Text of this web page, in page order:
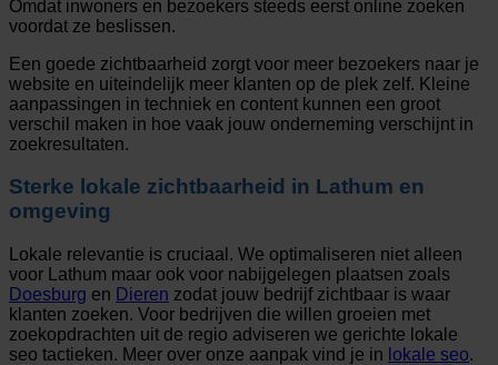
Omdat inwoners en bezoekers steeds eerst online zoeken
voordat ze beslissen.
Een goede zichtbaarheid zorgt voor meer bezoekers naar je
website en uiteindelijk meer klanten op de plek zelf. Kleine
aanpassingen in techniek en content kunnen een groot
verschil maken in hoe vaak jouw onderneming verschijnt in
zoekresultaten.
Sterke lokale zichtbaarheid in Lathum en
omgeving
Lokale relevantie is cruciaal. We optimaliseren niet alleen
voor Lathum maar ook voor nabijgelegen plaatsen zoals
Doesburg en Dieren zodat jouw bedrijf zichtbaar is waar
klanten zoeken. Voor bedrijven die willen groeien met
zoekopdrachten uit de regio adviseren we gerichte lokale
seo tactieken. Meer over onze aanpak vind je in lokale seo.